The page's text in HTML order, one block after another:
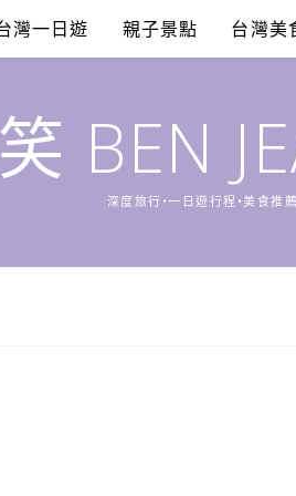
灣一日遊 親子景點 台灣美
BEN
深度旅行•一日遊行程•美食推